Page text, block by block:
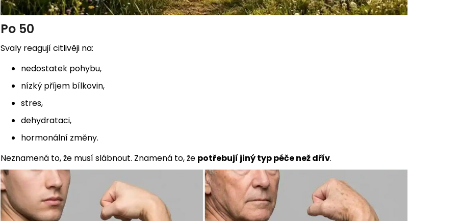
Po 50
Svaly reagují citlivěji na:
nedostatek pohybu,
nízký příjem bílkovin,
stres,
dehydrataci,
hormonální změny.
Neznamená to, že musí slábnout. Znamená to, že potřebují jiný typ péče než dřív.